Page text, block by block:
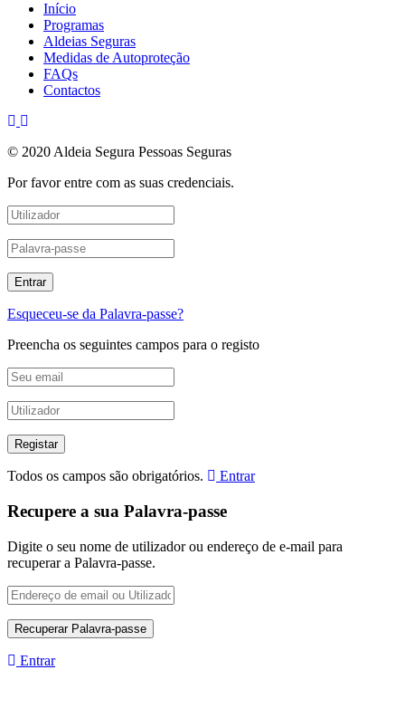
Início
Programas
Aldeias Seguras
Medidas de Autoproteção
FAQs
Contactos
© 2020 Aldeia Segura Pessoas Seguras
Por favor entre com as suas credenciais.
Esqueceu-se da Palavra-passe?
Preencha os seguintes campos para o registo
Todos os campos são obrigatórios. Entrar
Recupere a sua Palavra-passe
Digite o seu nome de utilizador ou endereço de e-mail para
recuperar a Palavra-passe.
Entrar